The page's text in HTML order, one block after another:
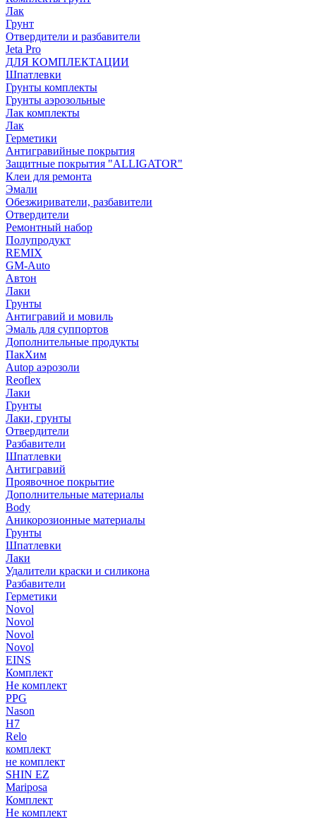
Лак
Грунт
Отвердители и разбавители
Jeta Pro
ДЛЯ КОМПЛЕКТАЦИИ
Шпатлевки
Грунты комплекты
Грунты аэрозольные
Лак комплекты
Лак
Герметики
Антигравийные покрытия
Защитные покрытия "ALLIGATOR"
Клеи для ремонта
Эмали
Обезжириватели, разбавители
Отвердители
Ремонтный набор
Полупродукт
REMIX
GM-Auto
Автон
Лаки
Грунты
Антигравий и мовиль
Эмаль для суппортов
Дополнительные продукты
ПакХим
Autop аэрозоли
Reoflex
Лаки
Грунты
Лаки, грунты
Отвердители
Разбавители
Шпатлевки
Антигравий
Проявочное покрытие
Дополнительные материалы
Body
Аникорозионные материалы
Грунты
Шпатлевки
Лаки
Удалители краски и силикона
Разбавители
Герметики
Novol
Novol
Novol
Novol
EINS
Комплект
Не комплект
PPG
Nason
H7
Relo
комплект
не комплект
SHIN EZ
Mariposa
Комплект
Не комплект